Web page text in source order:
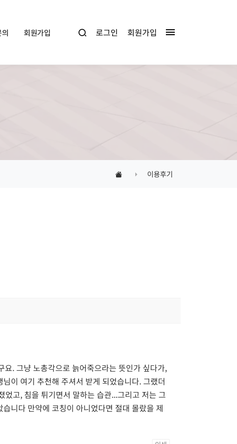
회원가입 로그인 회원가입
이용후기
. 그냥 노총각으로 늙어죽으라는 뜻인가 싶다가,
이 여기 추천해 주셔서 받게 되었습니다. 그랬더
고, 침을 튀기면서 말하는 습관...그리고 저는 그
니다 만약에 코칭이 아니었다면 절대 몰랐을 제